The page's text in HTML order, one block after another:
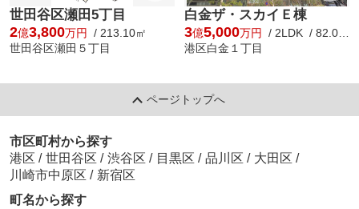
世田谷区瀬田5丁目
2億3,800万円
/ 213.10㎡
世田谷区瀬田５丁目
白金ザ・スカイＥ棟
3億5,000万円
/ 2LDK / 82.02㎡
港区白金１丁目
ページトップへ
市区町村から探す
港区 / 世田谷区 / 渋谷区 / 目黒区 / 品川区 / 大田区 /
川崎市中原区 / 新宿区
町名から探す